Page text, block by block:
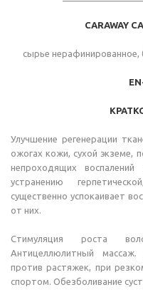
CARAWAY
сырье
Улучшение регенерации
ожогах кожи, сухой экземе,
непроходящих
устранению
существенно успокаивает
от них.
Стимуляция роста
Антицеллюлитный массаж.
против растяжек, при
спортом. Обезболивание